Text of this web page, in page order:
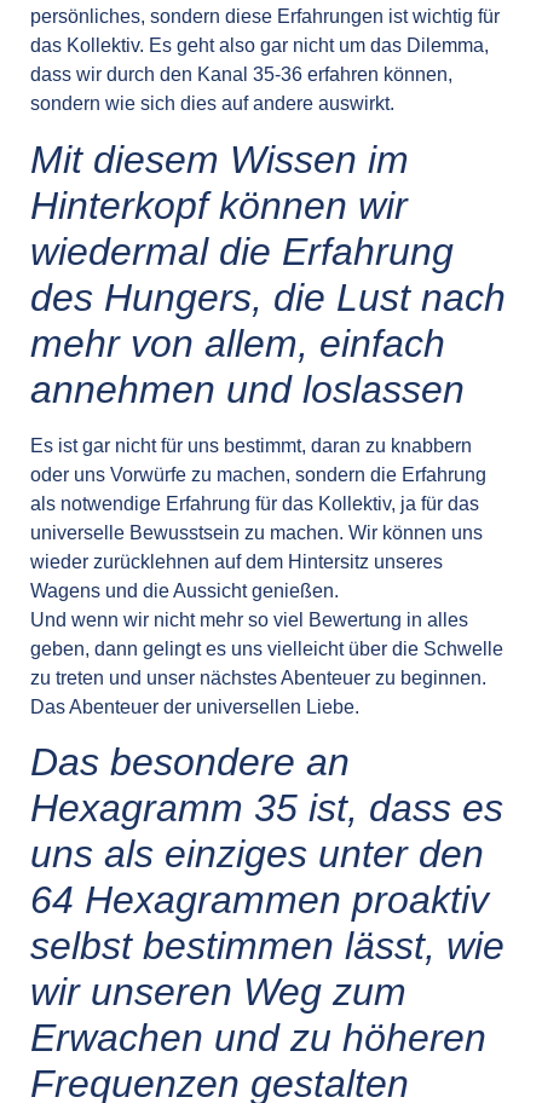
persönliches, sondern diese Erfahrungen ist wichtig für
das Kollektiv. Es geht also gar nicht um das Dilemma,
dass wir durch den Kanal 35-36 erfahren können,
sondern wie sich dies auf andere auswirkt.
Mit diesem Wissen im
Hinterkopf können wir
wiedermal die Erfahrung
des Hungers, die Lust nach
mehr von allem, einfach
annehmen und loslassen
Es ist gar nicht für uns bestimmt, daran zu knabbern
oder uns Vorwürfe zu machen, sondern die Erfahrung
als notwendige Erfahrung für das Kollektiv, ja für das
universelle Bewusstsein zu machen. Wir können uns
wieder zurücklehnen auf dem Hintersitz unseres
Wagens und die Aussicht genießen.
Und wenn wir nicht mehr so viel Bewertung in alles
geben, dann gelingt es uns vielleicht über die Schwelle
zu treten und unser nächstes Abenteuer zu beginnen.
Das Abenteuer der universellen Liebe.
Das besondere an
Hexagramm 35 ist, dass es
uns als einziges unter den
64 Hexagrammen proaktiv
selbst bestimmen lässt, wie
wir unseren Weg zum
Erwachen und zu höheren
Frequenzen gestalten